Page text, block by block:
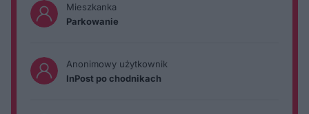
Mieszkanka
Parkowanie
Anonimowy użytkownik
InPost po chodnikach